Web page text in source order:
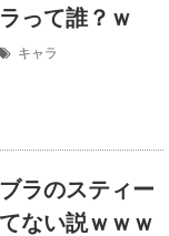
って誰？ｗ
キャラ
ラのスティー
ない説ｗｗｗ